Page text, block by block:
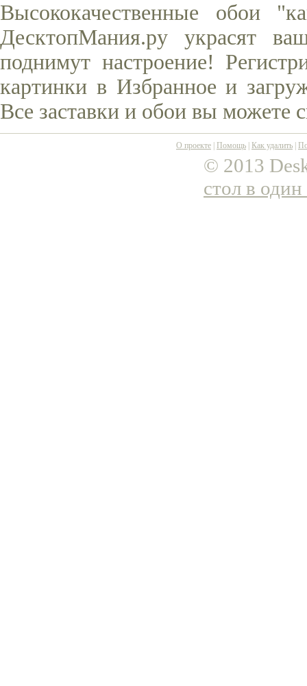
Высококачественные обои
ДесктопМания.ру украсят
поднимут настроение!
картинки в Избранное и
Все заставки и обои вы можете
О проекте Помощь Как удалить
© 2013
стол в